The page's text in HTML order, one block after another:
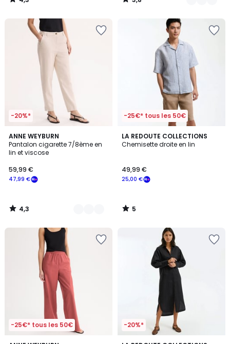
/
/
-20%*
ANNE WEYBURN
Pantalon cigarette 7/8ème en
lin et viscose
47,99 €
59,99 €
4,3
/ 5
3
Couleurs
4,3
/
-25€* tous les 50€
LA REDOUTE COLLECTIONS
Chemisette droite en lin
25,00 €
49,99 €
5
/
5
/
-25€* tous les 50€ -20%*